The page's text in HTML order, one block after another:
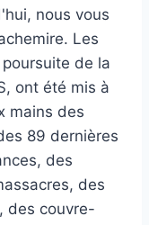
nous vous
Les
de la
ont été mis à
mains des
89 dernières
des
des
des couvre-